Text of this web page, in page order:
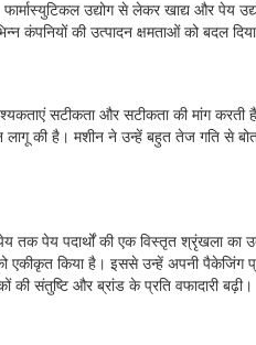
उद्योग से लेकर खाद्य और पेय
कंपनियों की उत्पादन क्षमताओं को बदल
सटीकता और सटीकता की मांग
लागू की है। मशीन ने उन्हें बहुत तेज गति
पेय पदार्थों की एक विस्तृत श्रृंखला का
एकीकृत किया है। इससे उन्हें अपनी
की संतुष्टि और ब्रांड के प्रति वफादारी बढ़ी।